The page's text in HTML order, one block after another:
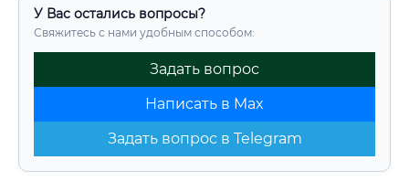
У Вас остались вопросы?
Свяжитесь с нами удобным способом:
Задать вопрос
Написать в Max
Задать вопрос в Telegram